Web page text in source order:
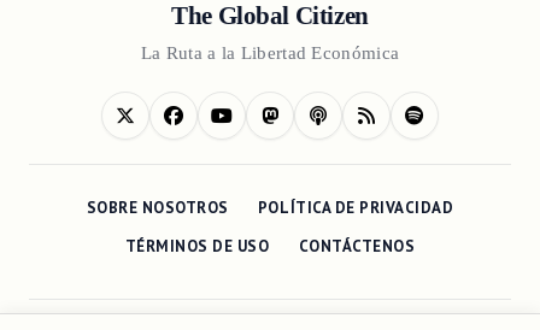
The Global Citizen
La Ruta a la Libertad Económica
SOBRE NOSOTROS
POLÍTICA DE PRIVACIDAD
TÉRMINOS DE USO
CONTÁCTENOS